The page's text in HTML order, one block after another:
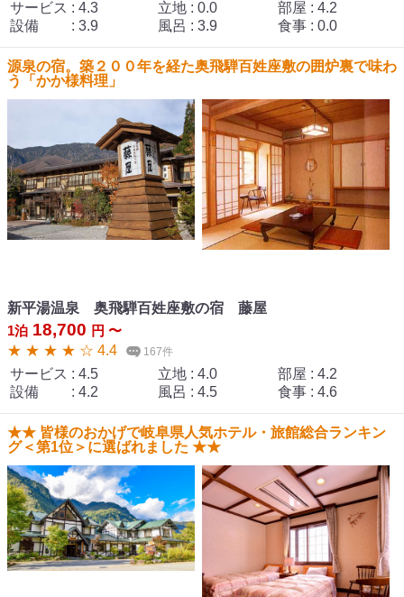
サービス : 4.3 立地 : 0.0 部屋 : 4.2
設備
: 3.9 風呂 : 3.9 食事 : 0.0
源泉の宿。築２００年を経た奥飛騨百姓座敷の囲炉裏で味わ
う「かか様料理」
新平湯温泉 奥飛騨百姓座敷の宿 藤屋
1泊 18,700 円 〜
★ ★ ★ ★ ☆ 4.4
167件
サービス : 4.5 立地 : 4.0 部屋 : 4.2
設備
: 4.2 風呂 : 4.5 食事 : 4.6
★★ 皆様のおかげで岐阜県人気ホテル・旅館総合ランキン
グ＜第1位＞に選ばれました ★★